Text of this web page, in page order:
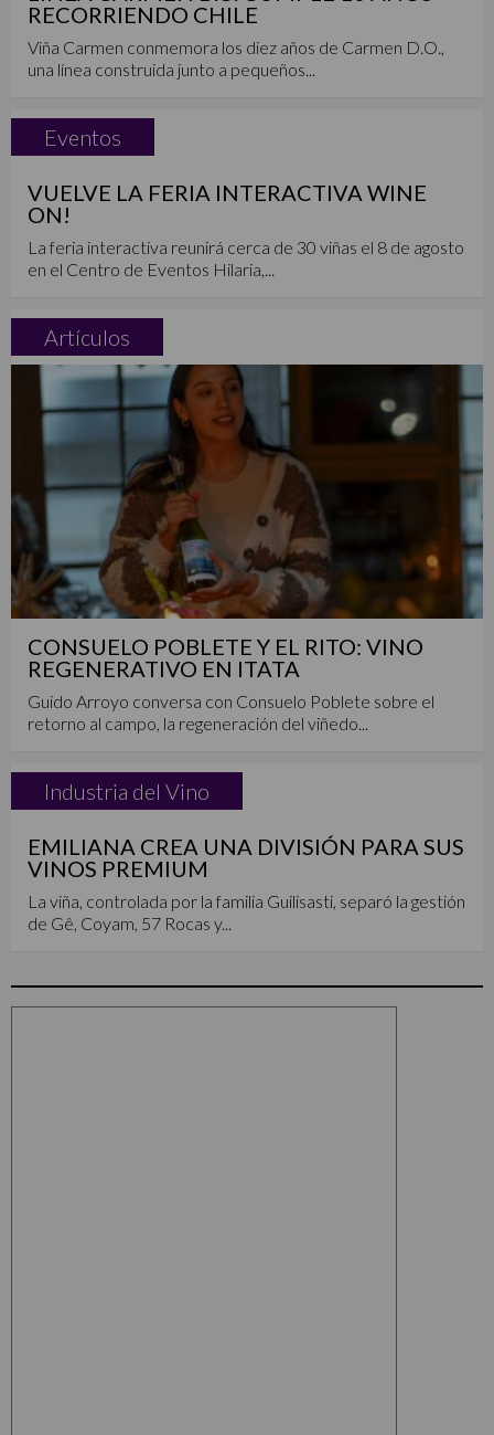
RECORRIENDO CHILE
Viña Carmen conmemora los diez años de Carmen D.O.,
una línea construida junto a pequeños...
Eventos
VUELVE LA FERIA INTERACTIVA WINE
ON!
La feria interactiva reunirá cerca de 30 viñas el 8 de agosto
en el Centro de Eventos Hilaria,...
Artículos
CONSUELO POBLETE Y EL RITO: VINO
REGENERATIVO EN ITATA
Guido Arroyo conversa con Consuelo Poblete sobre el
retorno al campo, la regeneración del viñedo...
Industria del Vino
EMILIANA CREA UNA DIVISIÓN PARA SUS
VINOS PREMIUM
La viña, controlada por la familia Guilisasti, separó la gestión
de Gê, Coyam, 57 Rocas y...